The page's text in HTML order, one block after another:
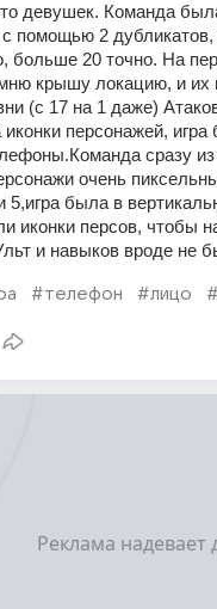
девушек. Команда
помощью 2
больше 20 точно. На
крышу локацию, и
(с 17 на 1 даже)
иконки персонажей,
сразу
очень
5,игра была в
иконки персов, чтобы
и навыков вроде не
#телефон #лицо